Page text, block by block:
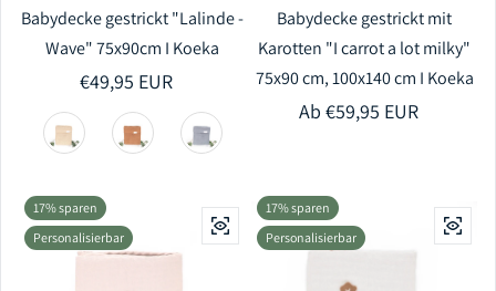
Babydecke gestrickt "Lalinde -
Wave" 75x90cm I Koeka
Regulärer Preis
€49,95 EUR
Babydecke gestrickt mit
Karotten "I carrot a lot milky"
75x90 cm, 100x140 cm I Koeka
Regulärer Preis
Ab €59,95 EUR
17% sparen
Personalisierbar
17% sparen
Personalisierbar